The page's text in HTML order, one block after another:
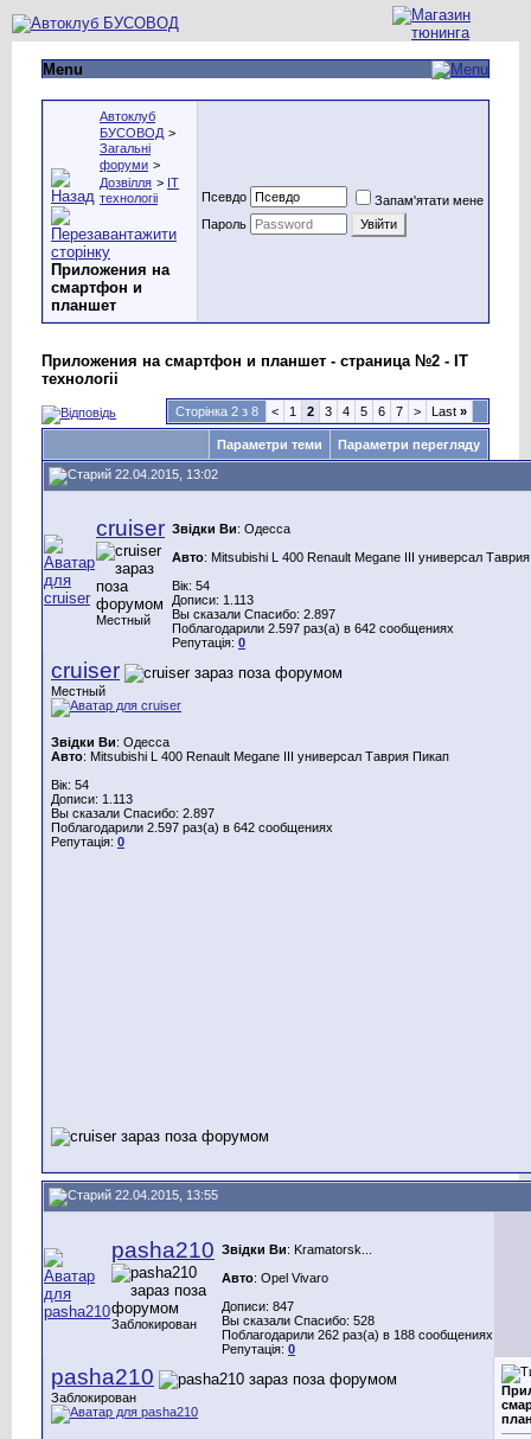
Menu
Автоклуб
БУСОВОД >
Загальні
форуми >
Дозвілля > IT
технологіі
Приложения на
смартфон и
планшет
Псевдо
Запам'ятати мене
Пароль
Приложения на смартфон и планшет - страница №2 - IT
технологіі
Сторінка 2 з 8 < 1 2 3 4 5 6 7 > Last »
Параметри теми Параметри перегляду
22.04.2015, 13:02
cruiser
Местный
Звідки Ви: Одесса
Авто: Mitsubishi L 400 Renault Megane III универсал
Вік: 54
Дописи: 1.113
Вы сказали Спасибо: 2.897
Поблагодарили 2.597 раз(а) в 642 сообщениях
Репутація: 0
cruiser
Местный
Звідки Ви: Одесса
Авто: Mitsubishi L 400 Renault Megane III универсал Таврия Пикап
Вік: 54
Дописи: 1.113
Вы сказали Спасибо: 2.897
Поблагодарили 2.597 раз(а) в 642 сообщениях
Репутація: 0
22.04.2015, 13:55
pasha210
Заблокирован
Звідки Ви: Kramatorsk...
Авто: Opel Vivaro
Дописи: 847
Вы сказали Спасибо: 528
Поблагодарили 262 раз(а) в 188 сообщениях
Репутація: 0
pasha210
Заблокирован